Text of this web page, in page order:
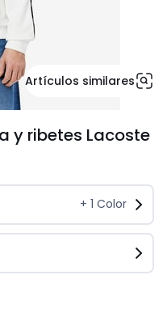
Artículos similares
y ribetes Lacoste
+ 1 Color